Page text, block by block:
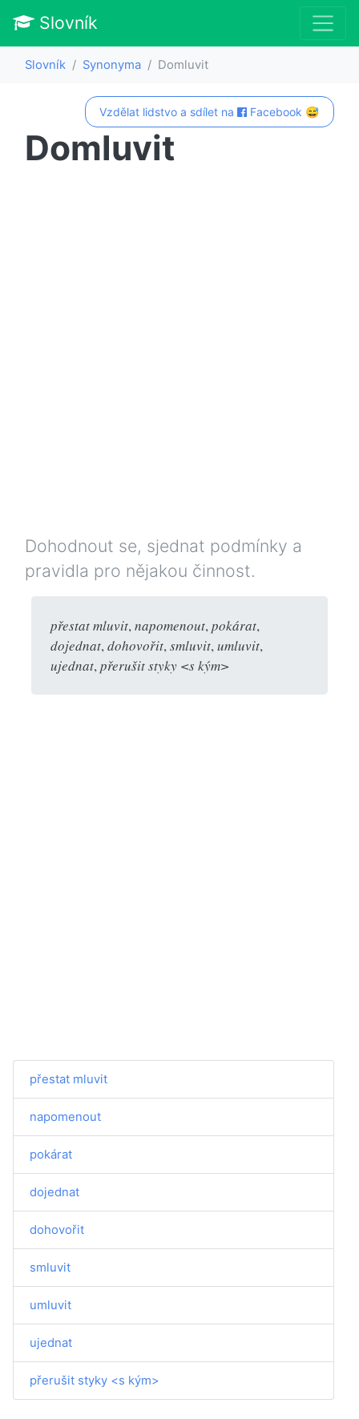
Slovník
Slovník Synonyma Domluvit
Vzdělat lidstvo a sdílet na Facebook 😅
Domluvit
Dohodnout se, sjednat podmínky a
pravidla pro nějakou činnost.
přestat mluvit,napomenout,pokárat,
dojednat,dohovořit,smluvit,umluvit,
ujednat,přerušit styky <s kým>
přestat mluvit
napomenout
pokárat
dojednat
dohovořit
smluvit
umluvit
ujednat
přerušit styky <s kým>